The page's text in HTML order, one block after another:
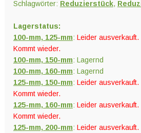
Schlagwörter: Reduzierstück,
Lagerstatus:
100-mm, 125-mm: Leider ausverkauft.
Kommt wieder.
100-mm, 150-mm: Lagernd
100-mm, 160-mm: Lagernd
125-mm, 150-mm: Leider ausverkauft.
Kommt wieder.
125-mm, 160-mm: Leider ausverkauft.
Kommt wieder.
125-mm, 200-mm: Leider ausverkauft.